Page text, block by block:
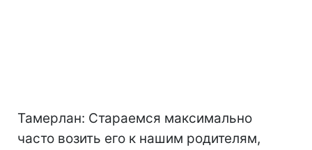
Тамерлан: Стараемся максимально
часто возить его к нашим родителям,